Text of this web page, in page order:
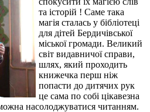
та історій ! Саме така
магія сталась у бібліотеці
для дітей Бердичівської
міської громади. Великий
світ видавничої справи,
шлях, який проходить
книжечка перш ніж
попасти до дитячих рук
це сама по собі цікавезна
можна насолоджуватися читанням.